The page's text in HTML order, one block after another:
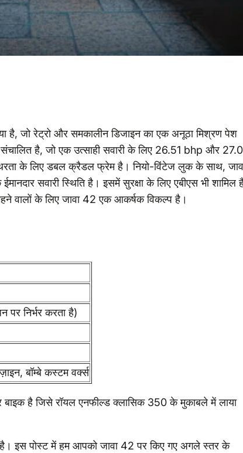
है, जो रेट्रो और समकालीन डिजाइन का एक अनूठा मिश्रण पेश
है, जो एक उत्साही सवारी के लिए 26.51 bhp और
के लिए डबल क्रैडल फ्रेम है। नियो-विंटेज लुक के साथ,
सवारी स्थिति है। इसमें सुरक्षा के लिए एबीएस भी शामिल
वालों के लिए जावा 42 एक आकर्षक विकल्प है।
निर्भर करता है)
बॉम्बे कस्टम वर्क्स
है जिसे रॉयल एनफील्ड क्लासिक 350 के मुकाबले में लाया
इस पोस्ट में हम आपको जावा 42 पर किए गए अगले स्तर के